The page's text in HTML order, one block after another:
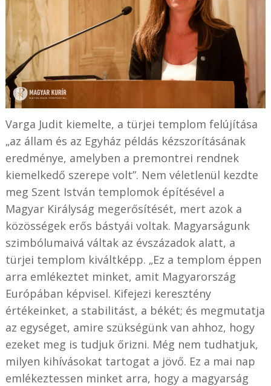
Varga Judit kiemelte, a türjei templom felújítása
„az állam és az Egyház példás kézszorításának
eredménye, amelyben a premontrei rendnek
kiemelkedő szerepe volt”. Nem véletlenül kezdte
meg Szent István templomok építésével a
Magyar Királyság megerősítését, mert azok a
közösségek erős bástyái voltak. Magyarságunk
szimbólumaivá váltak az évszázadok alatt, a
türjei templom kiváltképp. „Ez a templom éppen
arra emlékeztet minket, amit Magyarország
Európában képvisel. Kifejezi keresztény
értékeinket, a stabilitást, a békét; és megmutatja
az egységet, amire szükségünk van ahhoz, hogy
ezeket meg is tudjuk őrizni. Még nem tudhatjuk,
milyen kihívásokat tartogat a jövő. Ez a mai nap
emlékeztessen minket arra, hogy a magyarság